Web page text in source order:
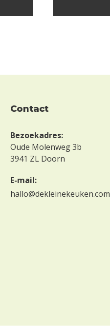
contact
Bezoekadres:
Oude Molenweg 3b
3941 ZL Doorn
E-mail:
hallo@dekleinekeuken.com